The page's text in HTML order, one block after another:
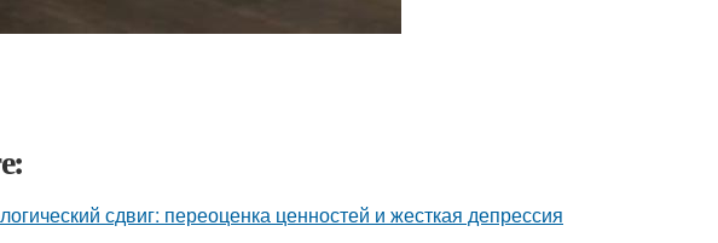
сдвиг: переоценка ценностей и жесткая депрессия